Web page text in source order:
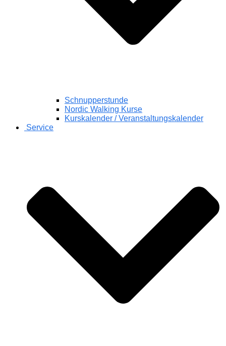
Schnupperstunde
Nordic Walking Kurse
Kurskalender / Veranstaltungskalender
Service